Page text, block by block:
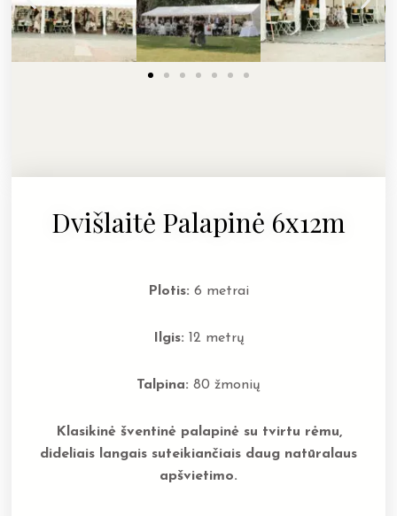
Dvišlaitė Palapinė 6x12m
Plotis: 6 metrai
Ilgis: 12 metrų
Talpina: 80 žmonių
Klasikinė šventinė palapinė su tvirtu rėmu,
dideliais langais suteikiančiais daug natūralaus
apšvietimo.